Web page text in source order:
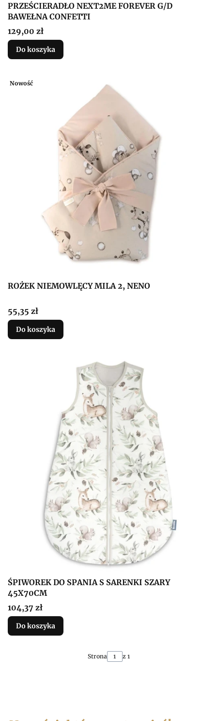
PRZEŚCIERADŁO NEXT2ME FOREVER G/D
BAWEŁNA CONFETTI
Cena
129,00 zł
Do koszyka
Nowość
ROŻEK NIEMOWLĘCY MILA 2, NENO
Cena
55,35 zł
Do koszyka
ŚPIWOREK DO SPANIA S SARENKI SZARY
45X70CM
Cena
104,37 zł
Do koszyka
Strona z 1